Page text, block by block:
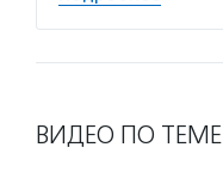
ВИДЕО ПО ТЕМЕ